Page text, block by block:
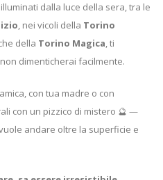
illuminati dalla luce della sera, tra le
, nei vicoli della Torino
della Torino Magica, ti
dimenticherai facilmente.
con tua madre o con
con un pizzico di mistero 🔮 —
andare oltre la superficie e